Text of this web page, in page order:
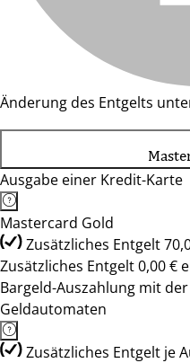
Änderung des Entgelts
Ausgabe einer Kredit-Karte
Mastercard Gold
Zusätzliches Entgelt
Zusätzliches Entgelt 0,00 €
Bargeld-Auszahlung mit
Geldautomaten
Zusätzliches Entgelt je